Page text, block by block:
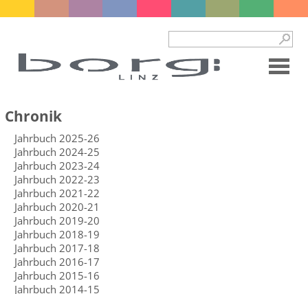
Chronik
Jahrbuch 2025-26
Jahrbuch 2024-25
Jahrbuch 2023-24
Jahrbuch 2022-23
Jahrbuch 2021-22
Jahrbuch 2020-21
Jahrbuch 2019-20
Jahrbuch 2018-19
Jahrbuch 2017-18
Jahrbuch 2016-17
Jahrbuch 2015-16
Jahrbuch 2014-15